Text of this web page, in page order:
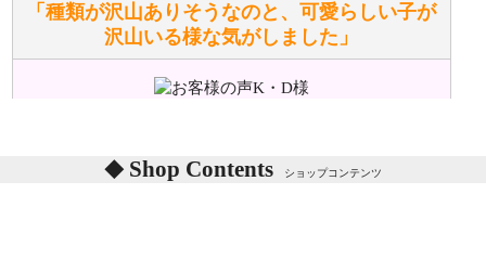
ぬいぐるみの耳に付いているボタンやタグに、何か意
味などがありますか？
詳しくはこちらをご覧ください。
「種類が沢山ありそうなのと、可愛らしい子が
沢山いる様な気がしました」
東京都 M・K 様 （女性）
「対応はどちらも丁寧でした。値段と他の融通
Shop Contents ショップコンテンツ